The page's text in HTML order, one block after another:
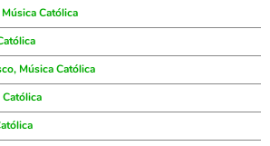
Católica
Música Católica
Católica